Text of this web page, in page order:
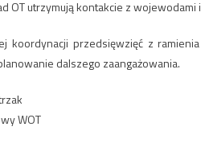
OT utrzymują kontakcie z wojewodami
koordynacji przedsięwzięć z
dalszego zaangażowania.
WOT